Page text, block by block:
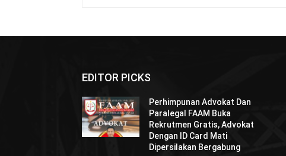
EDITOR PICKS
Perhimpunan Advokat Dan
Paralegal FAAM Buka
Rekrutmen Gratis, Advokat
Dengan ID Card Mati
Dipersilakan Bergabung